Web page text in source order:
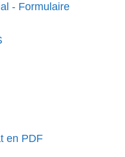
- Formulaire
en PDF